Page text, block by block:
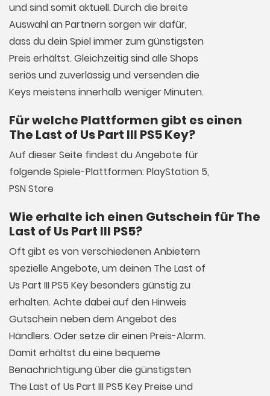
und sind somit aktuell. Durch die breite
Auswahl an Partnern sorgen wir dafür,
dass du dein Spiel immer zum günstigsten
Preis erhältst. Gleichzeitig sind alle Shops
seriös und zuverlässig und versenden die
Keys meistens innerhalb weniger Minuten.
Für welche Plattformen gibt es einen
The Last of Us Part III PS5 Key?
Auf dieser Seite findest du Angebote für
folgende Spiele-Plattformen: PlayStation 5,
PSN Store
Wie erhalte ich einen Gutschein für The
Last of Us Part III PS5?
Oft gibt es von verschiedenen Anbietern
spezielle Angebote, um deinen The Last of
Us Part III PS5 Key besonders günstig zu
erhalten. Achte dabei auf den Hinweis
Gutschein neben dem Angebot des
Händlers. Oder setze dir einen Preis-Alarm.
Damit erhältst du eine bequeme
Benachrichtigung über die günstigsten
The Last of Us Part III PS5 Key Preise und